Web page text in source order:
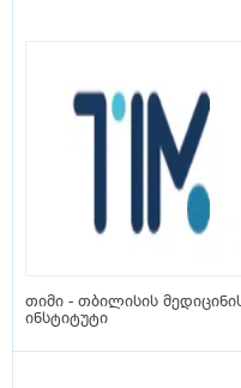
თიმი - თბილისის
ინსტიტუტი